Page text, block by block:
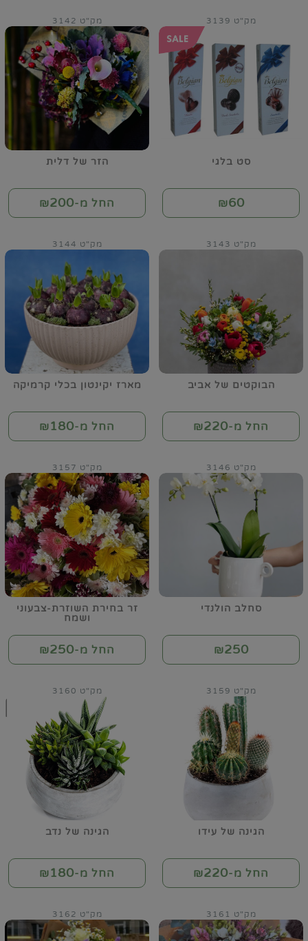
סט בלגי
מק"ט 3139
₪60
הזר של דלית
מק"ט 3142
החל מ-₪200
הבוקטים של אביב
מק"ט 3143
החל מ-₪220
מארז יקינטון בכלי קרמיקה
מק"ט 3144
החל מ-₪180
סחלב הולנדי
מק"ט 3146
₪250
זר בחירת השוזרת-צבעוני
ושמח
מק"ט 3157
החל מ-₪250
הגינה של עידו
מק"ט 3159
החל מ-₪220
הגינה של נדב
מק"ט 3160
החל מ-₪180
מק"ט 3161 מק"ט 3162